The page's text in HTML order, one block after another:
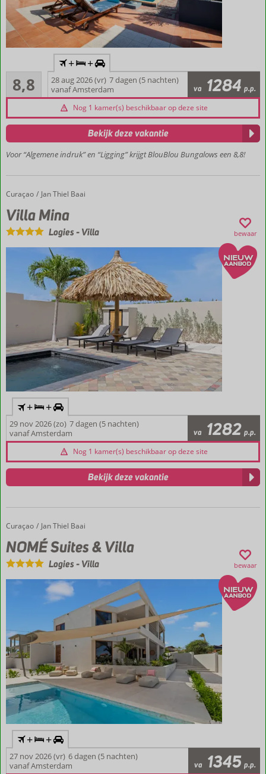
huurauto
Vlakbij
Thiel
zwembad
Ruime
natuurgebied
de
Zoutpannen
8,8Aanrader
4
beoordelingen
+ +
28 aug 2026 (vr) 7 dagen (5 nachten)
vanaf Amsterdam
va 1284 p.p.
Nog 1 kamer(s) beschikbaar op deze site
Voor “Algemene indruk” en “Ligging” krijgt BlouBlou Bungalows een 8,8!
Bekijk deze vakantie
Home
Curaçao Jan Thiel Baai
Villa Mina
Villa Mina
Logies-Villa bewaar
+ +
29 nov 2026 (zo) 7 dagen (5 nachten)
vanaf Amsterdam
va 1282 p.p.
Nog 1 kamer(s) beschikbaar op deze site
Bekijk deze vakantie
Home
Curaçao Jan Thiel Baai
NOMÉ Suites & Villa
NOMÉ Suites & Villa
Logies-Villa bewaar
+ +
27 nov 2026 (vr) 6 dagen (5 nachten)
vanaf Amsterdam
va 1345 p.p.